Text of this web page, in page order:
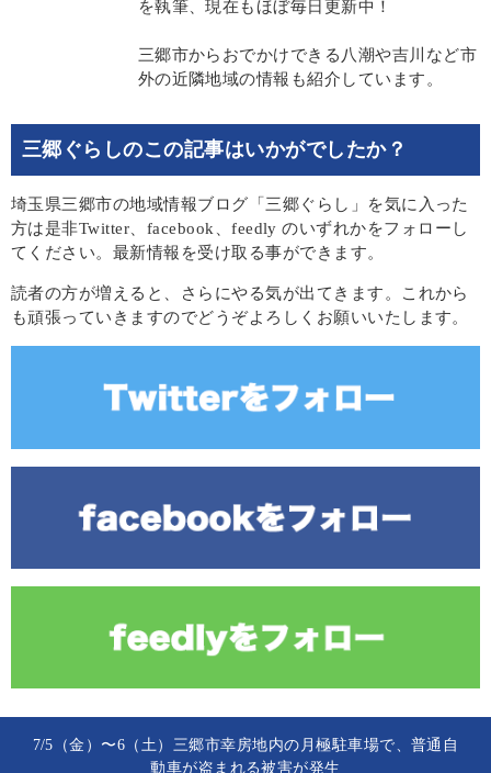
を執筆、現在もほぼ毎日更新中！
三郷市からおでかけできる八潮や吉川など市
外の近隣地域の情報も紹介しています。
三郷ぐらしのこの記事はいかがでしたか？
埼玉県三郷市の地域情報ブログ「三郷ぐらし」を気に入った
方は是非Twitter、facebook、feedly のいずれかをフォローし
てください。最新情報を受け取る事ができます。
読者の方が増えると、さらにやる気が出てきます。これから
も頑張っていきますのでどうぞよろしくお願いいたします。
7/5（金）〜6（土）三郷市幸房地内の月極駐車場で、普通自
動車が盗まれる被害が発生